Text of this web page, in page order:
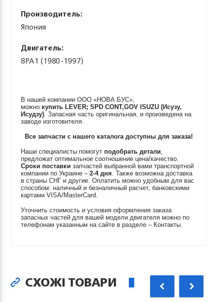
Производитель:
Япония
Двигатель:
8PA1 (1980-1997)
В нашей компании ООО «НОВА БУС»,
можно купить LEVER; SPD CONT,GOV ISUZU (Исузу,
Исудзу). Запасная часть оригинальная, и произведена на
заводе изготовителя.
Все запчасти с нашего каталога доступны для заказа!
Наши специалисты помогут подобрать детали,
предложат оптимальное соотношение цена/качество.
Сроки поставки запчастей выбранной вами транспортной
компании по Украине –2-4 дня. Также возможна доставка
в страны СНГ и другие. Оплатить можно удобным для вас
способом: наличный и безналичный расчет, банковскими
картами VISA/MasterCard.
Уточнить стоимость и условия оформления заказа
запасных частей для вашей модели двигателя можно по
телефонам указанным на сайте в разделе – Контакты.
СХОЖІ ТОВАРИ